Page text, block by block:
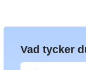
Vad tycker